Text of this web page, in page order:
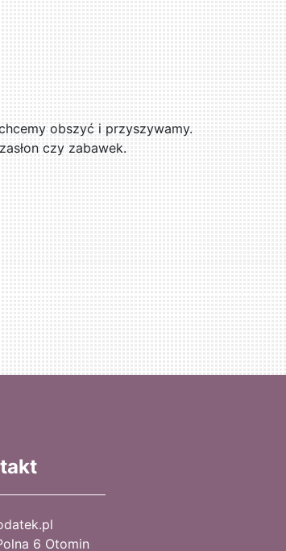
obszyć i przyszywamy.
czy zabawek.
6 Otomin